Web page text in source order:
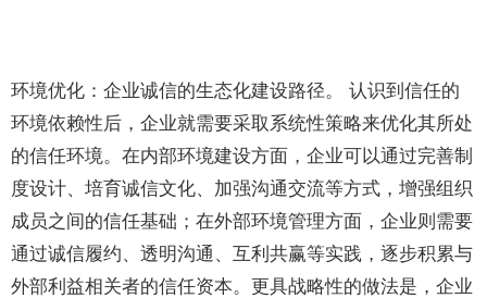
环境优化：企业诚信的生态化建设路径。 认识到信任的
环境依赖性后，企业就需要采取系统性策略来优化其所处
的信任环境。在内部环境建设方面，企业可以通过完善制
度设计、培育诚信文化、加强沟通交流等方式，增强组织
成员之间的信任基础；在外部环境管理方面，企业则需要
通过诚信履约、透明沟通、互利共赢等实践，逐步积累与
外部利益相关者的信任资本。更具战略性的做法是，企业